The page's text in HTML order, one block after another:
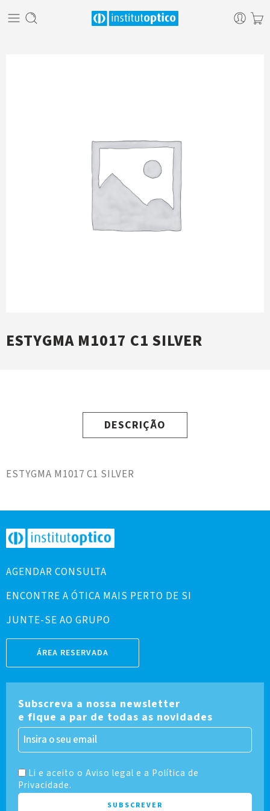
ESTYGMA M1017 C1 SILVER
DESCRIÇÃO
ESTYGMA M1017 C1 SILVER
AGENDAR CONSULTA
ENCONTRE A ÓTICA MAIS PERTO DE SI
JUNTE-SE AO GRUPO
ÁREA RESERVADA
Subscreva a nossa newsletter
e fique a par de todas as novidades
Li e aceito o Aviso legal e a Política de
Privacidade.